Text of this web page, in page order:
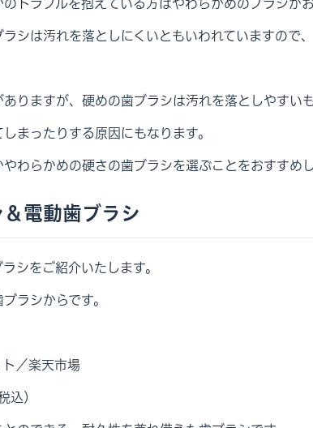
シは汚れを落としにくいともいわれていますので
りますが、硬めの歯ブラシは汚れを落としやすい
まったりする原因にもなります。
わらかめの硬さの歯ブラシを選ぶことをおすすめし
電動歯ブラシ
シをご紹介いたします。
ラシからです。
ト／楽天市場
込）